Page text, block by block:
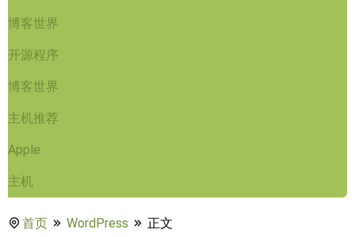
博客世界
开源程序
博客世界
主机推荐
Apple
主机
首页 WordPress 正文